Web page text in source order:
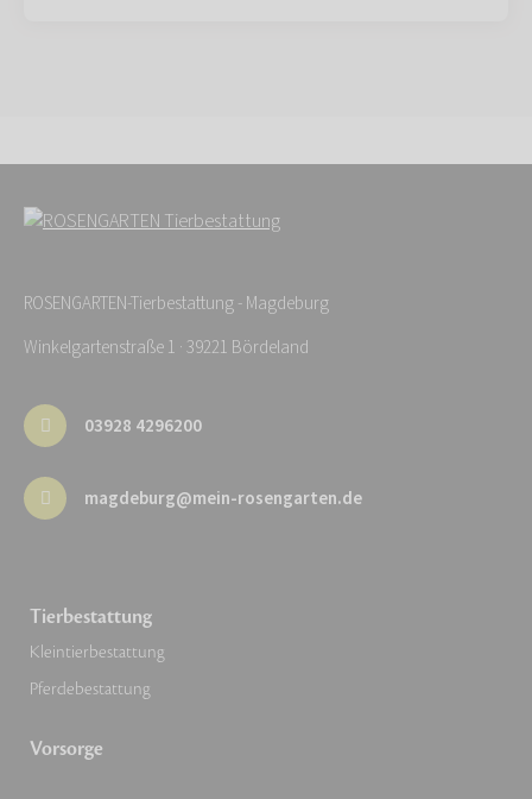
ROSENGARTEN-Tierbestattung - Magdeburg
Winkelgartenstraße 1 · 39221 Bördeland
03928 4296200
magdeburg@mein-rosengarten.de
Tierbestattung
Kleintierbestattung
Pferdebestattung
Vorsorge